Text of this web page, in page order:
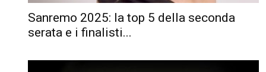
Sanremo 2025: la top 5 della seconda
serata e i finalisti...